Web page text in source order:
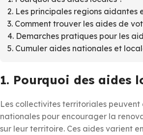
2. Les principales regions aidantes
3. Comment trouver les aides de
4. Demarches pratiques pour les
5. Cumuler aides nationales et
1. Pourquoi des aides
Les collectivites territoriales peuvent
nationales pour encourager la
sur leur territoire. Ces aides varient